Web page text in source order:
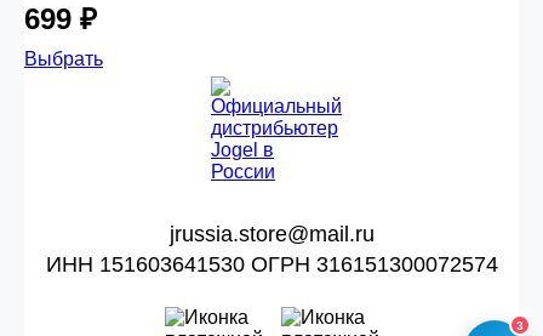
699 ₽
Выбрать
jrussia.store@mail.ru
ИНН 151603641530 ОГРН 316151300072574
3